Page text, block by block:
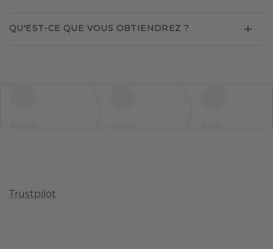
QU'EST-CE QUE VOUS OBTIENDREZ ?
Trustpilot